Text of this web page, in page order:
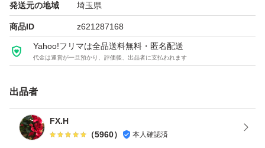
発送元の地域 埼玉県
商品ID z621287168
Yahoo!フリマは全品送料無料・匿名配送
代金は運営が一旦預かり、評価後、出品者に支払われます
出品者
FX.H
（5960） 本人確認済